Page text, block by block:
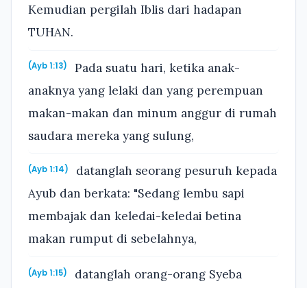
Kemudian pergilah Iblis dari hadapan
TUHAN.
(Ayb 1:13)
Pada suatu hari, ketika anak-
anaknya yang lelaki dan yang perempuan
makan-makan dan minum anggur di rumah
saudara mereka yang sulung,
(Ayb 1:14)
datanglah seorang pesuruh kepada
Ayub dan berkata: "Sedang lembu sapi
membajak dan keledai-keledai betina
makan rumput di sebelahnya,
(Ayb 1:15)
datanglah orang-orang Syeba